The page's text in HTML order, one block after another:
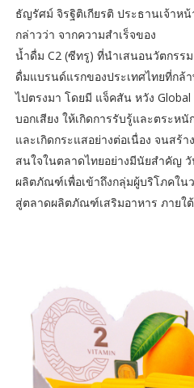
ธัญรัศม์ จิรฐิติเกียรติ ประธานเจ้าห
กล่าวว่า จากความสำเร็จของ
น้ำดื่ม C2 (ซีทรู) ที่นำเสนอนวัตกรร
ดื่มแบรนด์แรกของประเทศไทยที่กล้
ไปตรงมา โดยมี แจ็คสัน หวัง
บอกเสียง ให้เกิดการรับรู้และตระห
และเกิดกระแสอย่างต่อเนื่อง จนสร้
สนใจในตลาดไทยอย่างมีนัยสำคัญ
ผลิตภัณฑ์เพื่อเข้าถึงกลุ่มผู้บริโภคใน
สู่ตลาดผลิตภัณฑ์เสริมอาหาร ภายใต้